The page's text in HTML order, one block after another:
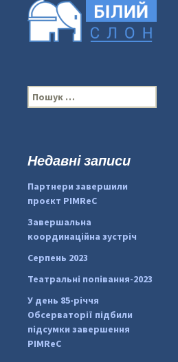
#PipIvanToday
pimrec_project
П
о
:Недавні записи
Партнери завершили
проєкт PIMReC
Завершальна
координаційна зустріч
Серпень 2023
Театральні попівання-2023
У день 85-річчя
Обсерваторії підбили
підсумки завершення
PIMReC